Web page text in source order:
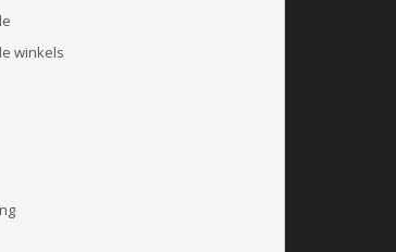
winkels